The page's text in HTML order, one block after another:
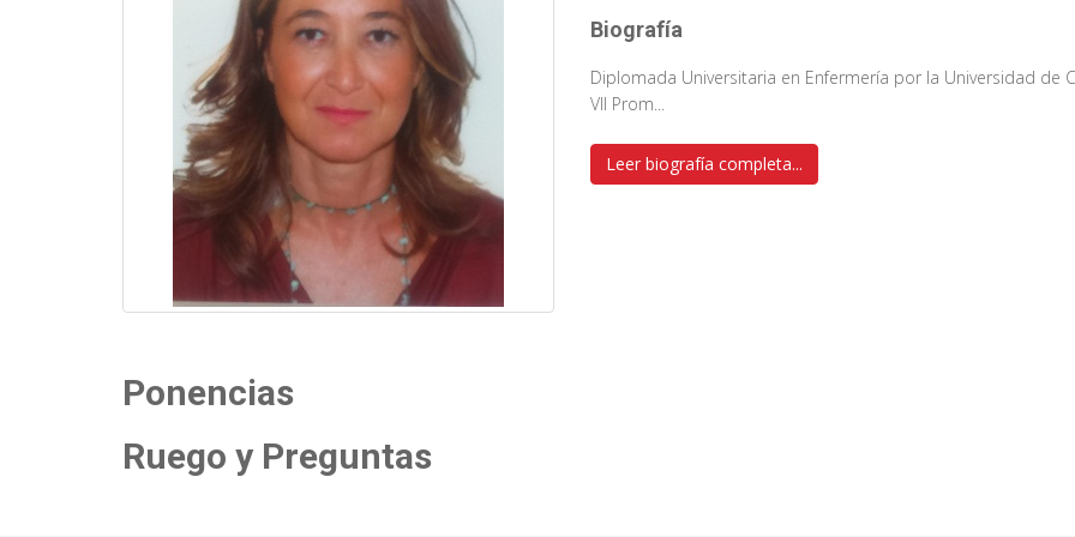
Biografía
Diplomada Universitaria en Enfermería por la Universidad de
VII Prom...
Leer biografía completa...
Ponencias
Ruego y Preguntas